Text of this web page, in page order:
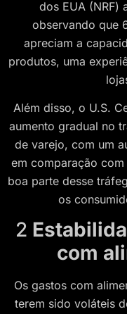
dos EUA (NRF)
observando que
apreciam a
produtos, uma
Além disso, o U.S.
aumento gradual no
de varejo, com um
em comparação
boa parte desse
os
2
com
Os gastos com
terem sido voláteis